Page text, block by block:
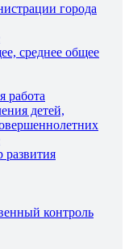
города
среднее общее
работа
детей,
контроль